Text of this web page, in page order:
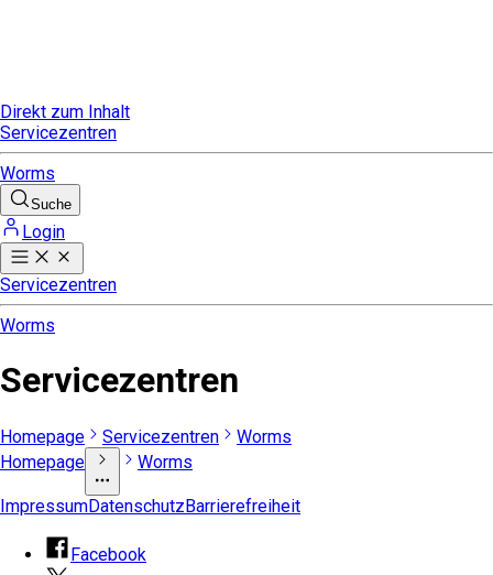
Direkt zum Inhalt
Servicezentren
Worms
Suche
Login
Servicezentren
Worms
Servicezentren
Homepage Servicezentren
Worms
Homepage
Worms
ImpressumDatenschutzBarrierefreiheit
Facebook